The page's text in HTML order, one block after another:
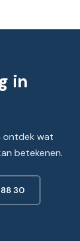
in
ontdek wat
betekenen.
30